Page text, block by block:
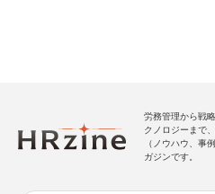
労務管理から戦
クノロジーまで
（ノウハウ、事
ガジンです。